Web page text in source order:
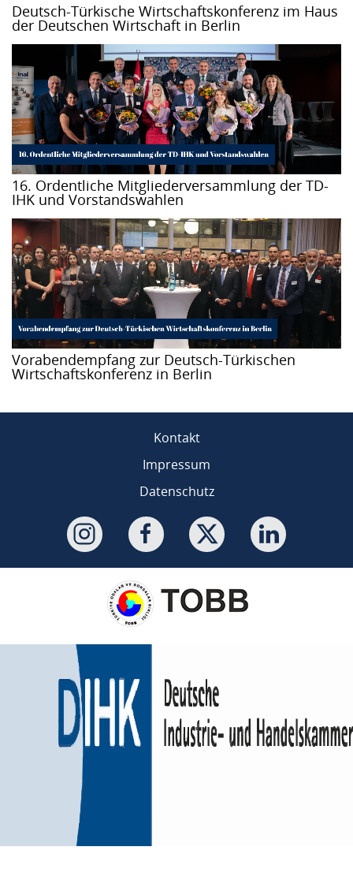
Deutsch-Türkische Wirtschaftskonferenz im Haus
der Deutschen Wirtschaft in Berlin
16. Ordentliche Mitgliederversammlung der TD-
IHK und Vorstandswahlen
Vorabendempfang zur Deutsch-Türkischen
Wirtschaftskonferenz in Berlin
Kontakt
Impressum
Datenschutz